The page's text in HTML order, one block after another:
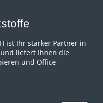
ist Ihr starker Partner in
liefert Ihnen die
und Office-